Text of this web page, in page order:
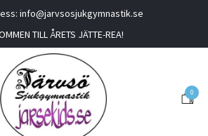
info@jarvsosjukgymnastik.se
TILL ÅRETS JÄTTE-REA!
0